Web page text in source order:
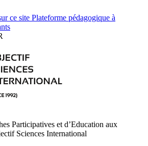
ce site Plateforme pédagogique à
Participatives et d’Education aux
Sciences International